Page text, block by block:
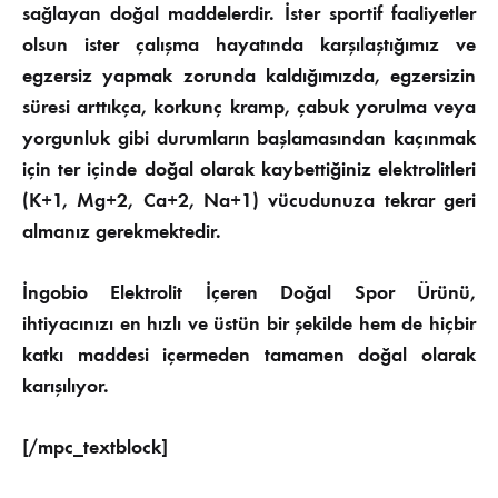
sağlayan doğal maddelerdir. İster sportif faaliyetler
olsun ister çalışma hayatında karşılaştığımız ve
egzersiz yapmak zorunda kaldığımızda, egzersizin
süresi arttıkça, korkunç kramp, çabuk yorulma veya
yorgunluk gibi durumların başlamasından kaçınmak
için ter içinde doğal olarak kaybettiğiniz elektrolitleri
(K+1, Mg+2, Ca+2, Na+1) vücudunuza tekrar geri
almanız gerekmektedir.
İngobio Elektrolit İçeren Doğal Spor Ürünü,
ihtiyacınızı en hızlı ve üstün bir şekilde hem de hiçbir
katkı maddesi içermeden tamamen doğal olarak
karışılıyor.
[/mpc_textblock]